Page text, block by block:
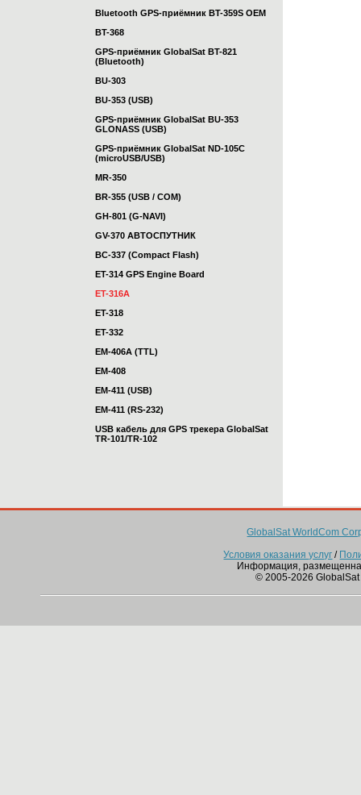
Bluetooth GPS-приёмник BT-359S OEM
BT-368
GPS-приёмник GlobalSat BT-821
(Bluetooth)
BU-303
BU-353 (USB)
GPS-приёмник GlobalSat BU-353
GLONASS (USB)
GPS-приёмник GlobalSat ND-105C
(microUSB/USB)
MR-350
BR-355 (USB / COM)
GH-801 (G-NAVI)
GV-370 АВТОСПУТНИК
BC-337 (Compact Flash)
ET-314 GPS Engine Board
ET-316A
ET-318
ET-332
EM-406A (TTL)
EM-408
EM-411 (USB)
EM-411 (RS-232)
USB кабель для GPS трекера GlobalSat
TR-101/TR-102
GlobalSat WorldCom
Условия оказания услуг /
Информация,
© 2005-2026